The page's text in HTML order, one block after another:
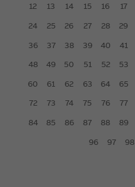
12
13 14 15 16 17
24
25 26 27 28 29
36
37 38 39 40 41
48
49 50 51 52 53
60
61 62 63 64 65
72
73 74 75 76 77
84
85 86 87 88 89
96
97 98